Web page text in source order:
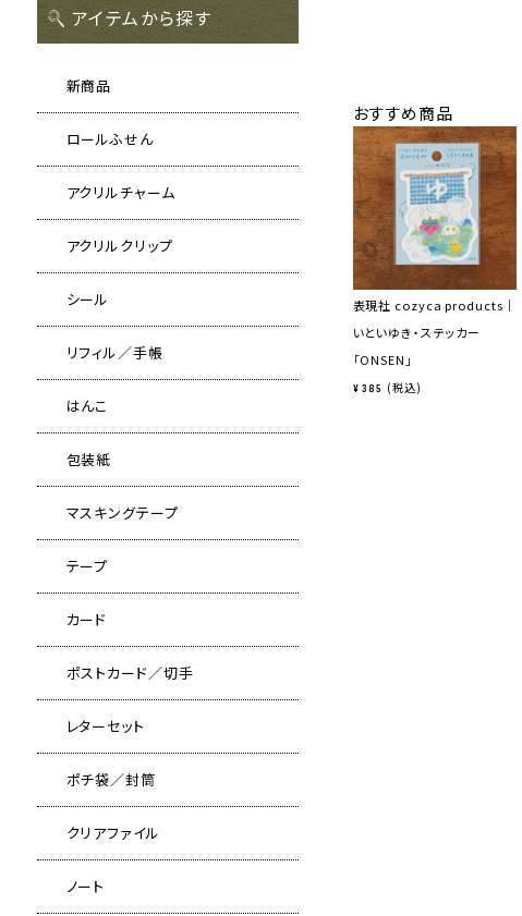
アイテムから探す
新商品
ロールふせん
アクリルチャーム
アクリルクリップ
シール
リフィル／手帳
はんこ
包装紙
マスキングテープ
テープ
カード
ポストカード／切手
レターセット
ポチ袋／封筒
クリアファイル
ノート
おすすめ商品
表現社 cozyca products｜
いといゆき・ステッカー
「ONSEN」
¥ 385 税込